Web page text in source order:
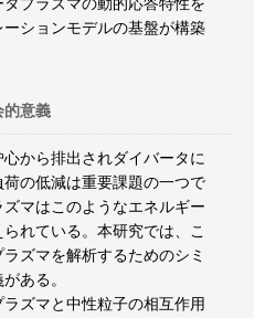
ションモデルの基盤が構築
的意義
から排出されダイバータに
の低減は重要課題の一つで
マはこのようなエネルギー
れている。本研究では、こ
ズマを解析するためのシミ
ある。
ズマと中性粒子の相互作用